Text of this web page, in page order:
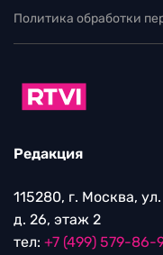
Политика обработки
Редакция
115280, г. Москва,
д. 26, этаж 2
тел: +7 (499) 579-86-